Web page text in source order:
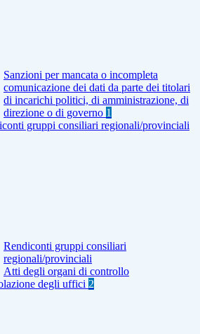
Sanzioni per mancata o incompleta
comunicazione dei dati da parte dei titolari
di incarichi politici, di amministrazione, di
direzione o di governo 1
gruppi consiliari regionali/provinciali
Rendiconti gruppi consiliari
regionali/provinciali
Atti degli organi di controllo
degli uffici 2